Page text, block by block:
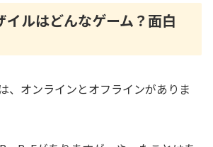
イルはどんなゲーム？面白
、オンラインとオフラインがありま